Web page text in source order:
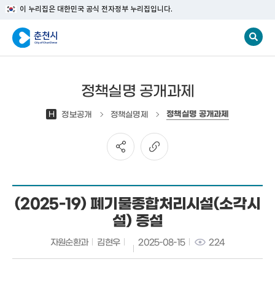
이 누리집은 대한민국 공식 전자정부 누리집입니다.
정책실명 공개과제
H 정보공개 정책실명제 정책실명 공개과제
(2025-19) 폐기물종합처리시설(소각시
설) 증설
자원순환과 김현우 2025-08-15 224